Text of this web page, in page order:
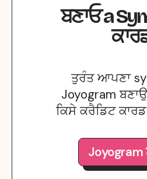
ਬਣਾਓa
ਤੁਰੰਤ ਆਪਣਾ
Joyogram
ਕਿਸੇ ਕਰੈਡਿਟ
Joyogram